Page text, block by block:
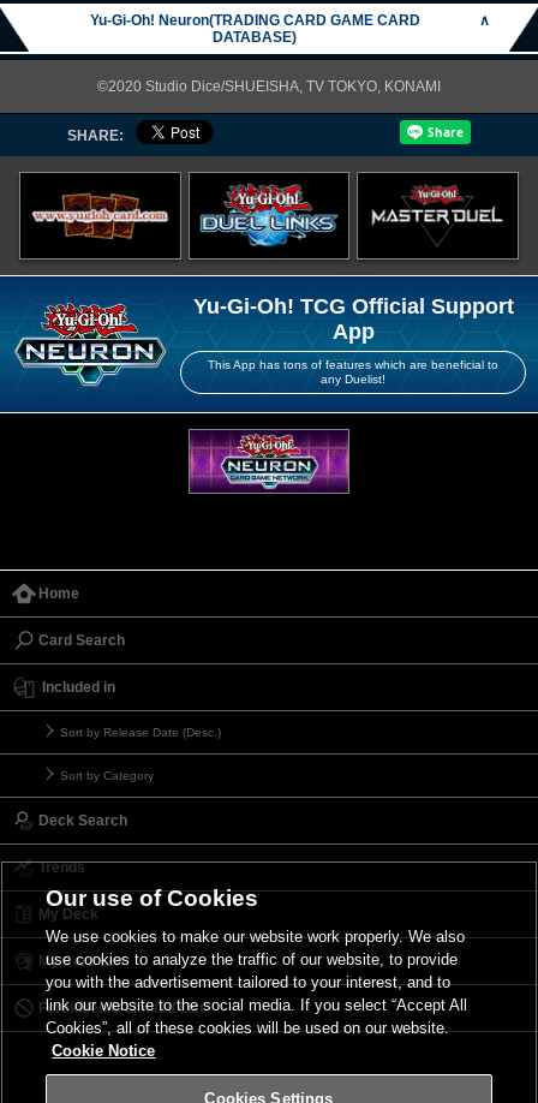
Yu-Gi-Oh! Neuron(TRADING CARD GAME CARD
DATABASE)
∧
©2020 Studio Dice/SHUEISHA, TV TOKYO, KONAMI
SHARE:
Yu-Gi-Oh! TCG Official Support
App
This App has tons of features which are beneficial to
any Duelist!
Home
Card Search
Included in
Sort by Release Date (Desc.)
Sort by Category
Deck Search
Trends
My Deck
My Card List
Forbidden & Limited List
Our use of Cookies
We use cookies to make our website work properly. We also
use cookies to analyze the traffic of our website, to provide
you with the advertisement tailored to your interest, and to
link our website to the social media. If you select “Accept All
Cookies”, all of these cookies will be used on our website.
Cookie Notice
Cookies Settings